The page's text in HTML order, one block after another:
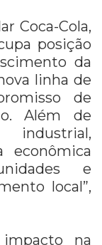
Coca-Cola,
posição
da
linha de
de
Além de
industrial,
econômica
e
local”,
na